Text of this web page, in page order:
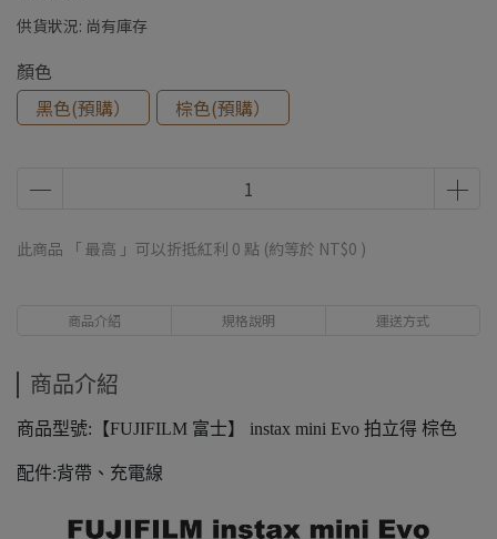
供貨狀況: 尚有庫存
顏色
黑色(預購）
棕色(預購）
此商品 「 最高 」可以折抵紅利 0 點 (約等於 NT$0 )
商品介紹 規格說明 運送方式
商品介紹
商品型號:【FUJIFILM 富士】 instax mini Evo 拍立得 棕色
配件:背帶、充電線